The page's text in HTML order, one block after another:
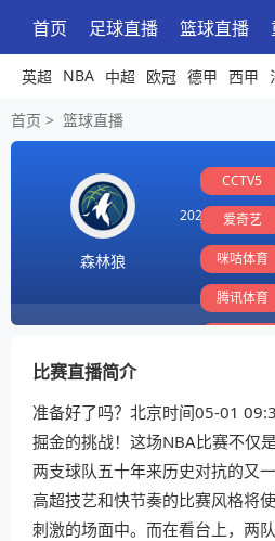
首页 足球直播 篮球直播
英超 NBA 中超 欧冠 德甲 西甲
首页 > 篮球直播
森林狼
CCTV5
爱奇艺
咪咕体育
腾讯体育
2026-05-01
比赛直播简介
准备好了吗？北京时间05-01
掘金的挑战！这场NBA比赛不仅
两支球队五十年来历史对抗的又
高超技艺和快节奏的比赛风格将
刺激的场面中。而在看台上，两